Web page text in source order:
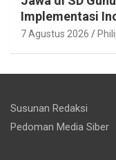
Implementasi
7 Agustus 2026
Susunan Redaksi
Pedoman Media Siber